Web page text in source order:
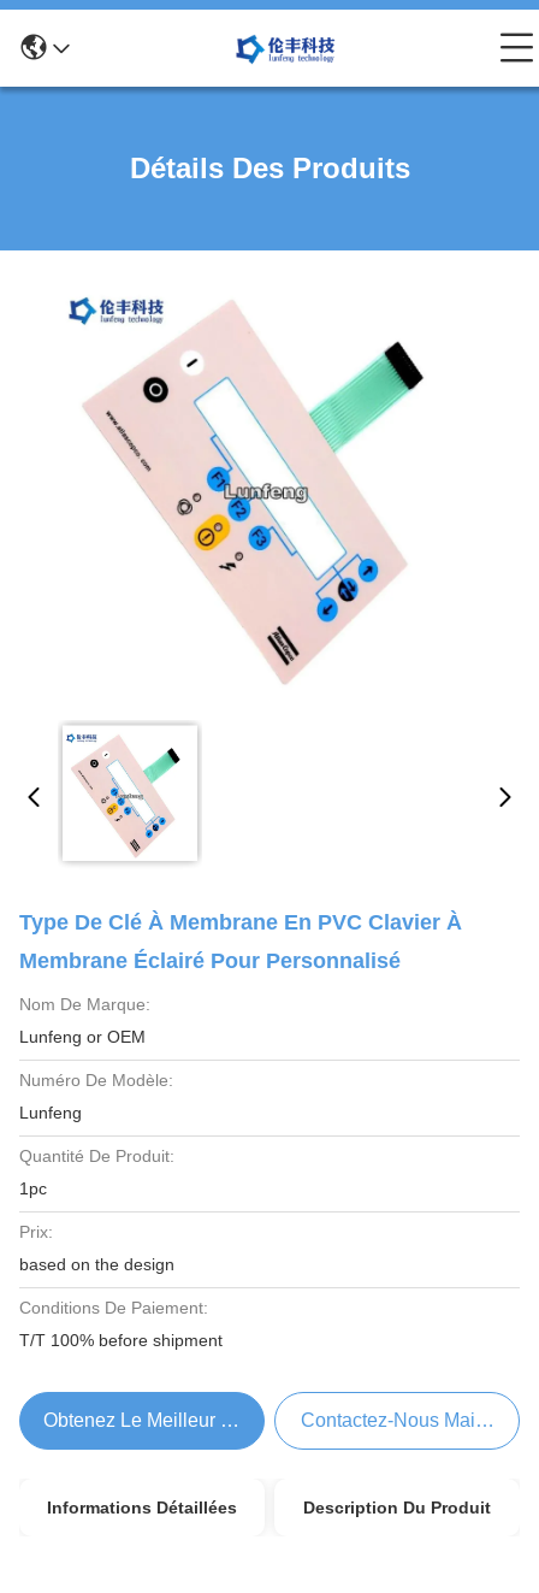
Détails Des Produits
Type De Clé À Membrane En PVC Clavier À
Membrane Éclairé Pour Personnalisé
Nom De Marque:
Lunfeng or OEM
Numéro De Modèle:
Lunfeng
Quantité De Produit:
1pc
Prix:
based on the design
Conditions De Paiement:
T/T 100% before shipment
Obtenez Le Meilleur Prix Contactez-Nous Maintenant
Informations Détaillées Description Du Produit